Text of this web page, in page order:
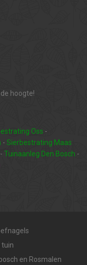
hoogte!
Oss -
- Sierbestrating Maas
- Tuinaanleg Den Bosch -
tuin
en Rosmalen